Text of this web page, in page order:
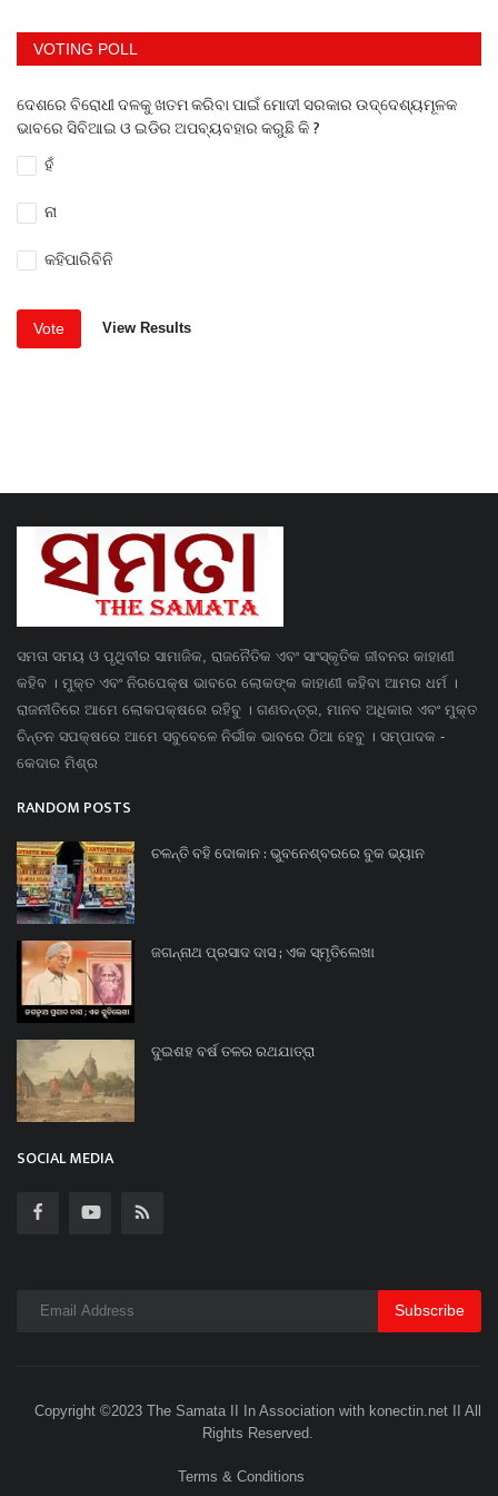
VOTING POLL
ଦେଶରେ ବିରୋଧୀ ଦଳକୁ ଖତମ କରିବା ପାଇଁ ମୋଦୀ ସରକାର ଉଦ୍ଦେଶ୍ୟମୂଳକ
ଭାବରେ ସିବିଆଇ ଓ ଇଡିର ଅପବ୍ୟବହାର କରୁଛି କି ?
ହଁ
ନା
କହିପାରିବିନି
Vote View Results
ସମତା ସମୟ ଓ ପୃଥିବୀର ସାମାଜିକ, ରାଜନୈତିକ ଏବଂ ସାଂସ୍କୃତିକ ଜୀବନର କାହାଣୀ
କହିବ । ମୁକ୍ତ ଏବଂ ନିରପେକ୍ଷ ଭାବରେ ଲୋକଙ୍କ କାହାଣୀ କହିବା ଆମର ଧର୍ମ ।
ରାଜନୀତିରେ ଆମେ ଲୋକପକ୍ଷରେ ରହିବୁ । ଗଣତନ୍ତ୍ର, ମାନବ ଅଧିକାର ଏବଂ ମୁକ୍ତ
ଚିନ୍ତନ ସପକ୍ଷରେ ଆମେ ସବୁବେଳେ ନିର୍ଭୀକ ଭାବରେ ଠିଆ ହେବୁ । ସମ୍ପାଦକ -
କେଦାର ମିଶ୍ର
RANDOM POSTS
ଚଳନ୍ତି ବହି ଦୋକାନ : ଭୁବନେଶ୍ବରରେ ବୁକ ଭ୍ୟାନ
ଜଗନ୍ନାଥ ପ୍ରସାଦ ଦାସ ; ଏକ ସ୍ମୃତିଲେଖା
ଦୁଇଶହ ବର୍ଷ ତଳର ରଥଯାତ୍ରା
SOCIAL MEDIA
Subscribe
Copyright ©2023 The Samata II In Association with konectin.net II All
Rights Reserved.
Terms & Conditions